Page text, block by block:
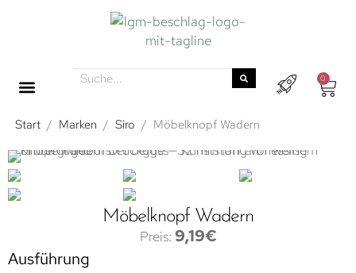
0
Start / Marken / Siro / Möbelknopf Wadern
Möbelknopf Wadern
9,19€
Ausführung